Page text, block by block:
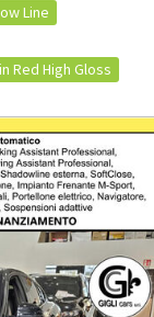
Line
Red High Gloss
elettrico
oscurati